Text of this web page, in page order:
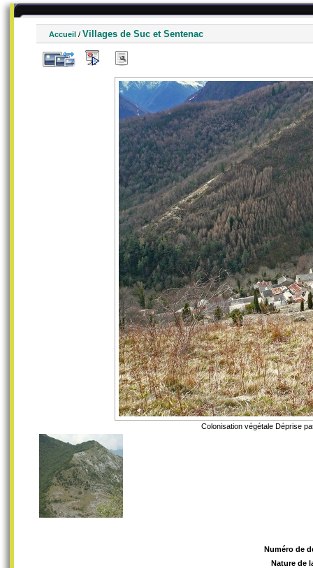
Accueil / Villages de Suc et Sentenac
Colonisation végétale Déprise
Numéro de
Nature de